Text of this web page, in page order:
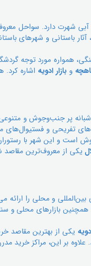
شهرت دارد. سواحل
باستانی و شهرهای
همواره مورد توجه
وبازار ادویه اشاره
پر جنب‌وجوش و
تفریحی و
است و این شهر با
یکی از معروف‌ترین مقاصد
بین‌المللی و محلی را ارائه
همچنین بازارهای محلی و
یکی از بهترین مقاصد
بر این، مراکز خرید